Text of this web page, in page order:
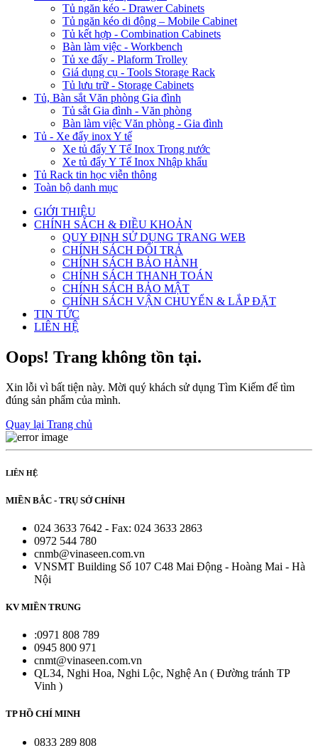
Tủ ngăn kéo - Drawer Cabinets
Tủ ngăn kéo di động – Mobile Cabinet
Tủ kết hợp - Combination Cabinets
Bàn làm việc - Workbench
Tủ xe đẩy - Plaform Trolley
Giá dụng cụ - Tools Storage Rack
Tủ lưu trữ - Storage Cabinets
Tủ, Bàn sắt Văn phòng Gia đình
Tủ sắt Gia đình - Văn phòng
Bàn làm việc Văn phòng - Gia đình
Tủ - Xe đẩy inox Y tế
Xe tủ đẩy Y Tế Inox Trong nước
Xe tủ đẩy Y Tế Inox Nhập khẩu
Tủ Rack tin học viễn thông
Toàn bộ danh mục
GIỚI THIỆU
CHÍNH SÁCH & ĐIỀU KHOẢN
QUY ĐỊNH SỬ DỤNG TRANG WEB
CHÍNH SÁCH ĐỔI TRẢ
CHÍNH SÁCH BẢO HÀNH
CHÍNH SÁCH THANH TOÁN
CHÍNH SÁCH BẢO MẬT
CHÍNH SÁCH VẬN CHUYỂN & LẮP ĐẶT
TIN TỨC
LIÊN HỆ
Oops! Trang không tồn tại.
Xin lỗi vì bất tiện này. Mời quý khách sử dụng Tìm Kiếm để tìm
đúng sản phẩm của mình.
Quay lại Trang chủ
LIÊN HỆ
MIỀN BẮC - TRỤ SỞ CHÍNH
024 3633 7642 - Fax: 024 3633 2863
0972 544 780
cnmb@vinaseen.com.vn
VNSMT Building Số 107 C48 Mai Động - Hoàng Mai - Hà
Nội
KV MIỀN TRUNG
:0971 808 789
0945 800 971
cnmt@vinaseen.com.vn
QL34, Nghi Hoa, Nghi Lộc, Nghệ An ( Đường tránh TP
Vinh )
TP HỒ CHÍ MINH
0833 289 808